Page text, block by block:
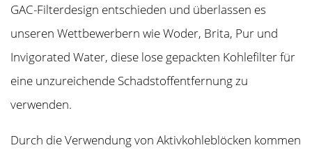
GAC-Filterdesign entschieden und überlassen es
unseren Wettbewerbern wie Woder, Brita, Pur und
Invigorated Water, diese lose gepackten Kohlefilter für
eine unzureichende Schadstoffentfernung zu
verwenden.
Durch die Verwendung von Aktivkohleblöcken kommen